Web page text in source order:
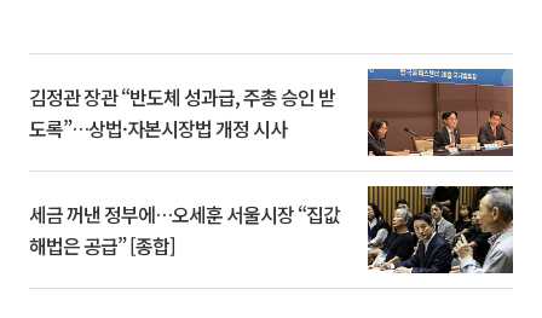
김정관 장관 “반도체 성과급, 주총 승인 받
도록”…상법·자본시장법 개정 시사
세금 꺼낸 정부에…오세훈 서울시장 “집값
해법은 공급” [종합]